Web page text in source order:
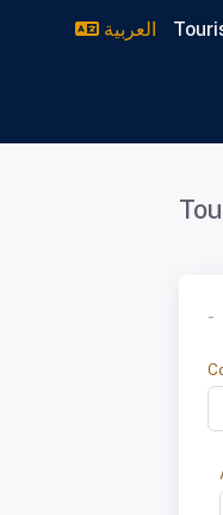
العربية
-